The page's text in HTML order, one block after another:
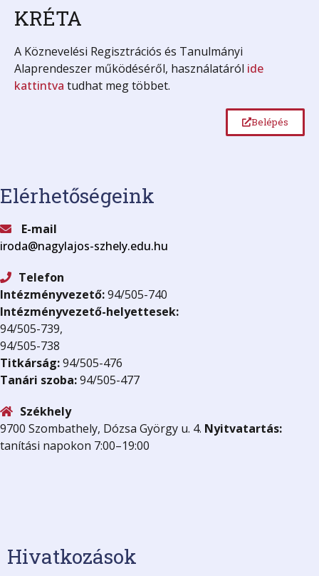
KRÉTA
A Köznevelési Regisztrációs és Tanulmányi
Alaprendeszer működéséről, használatáról ide
kattintva tudhat meg többet.
Belépés
Elérhetőségeink
E-mail
iroda@nagylajos-szhely.edu.hu
Telefon
Intézményvezető:94/505-740
Intézményvezető-helyettesek:
94/505-739,
94/505-738
Titkárság:94/505-476
Tanári szoba:94/505-477
Székhely
9700 Szombathely, Dózsa György u. 4. Nyitvatartás:
tanítási napokon 7:00–19:00
Hivatkozások